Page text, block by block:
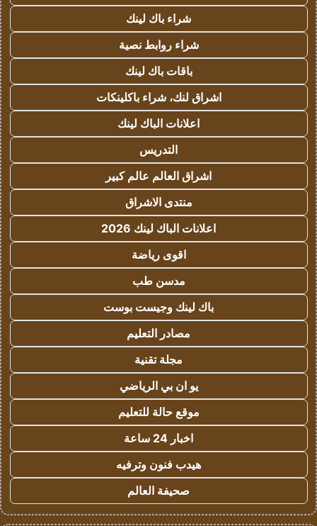
شراء باك لينك
شراء روابط نصية
باقات باك لينك
اشراق لنك، شراء باكلينكات
اعلانات الباك لينك
التدريس
اشراق العالم عالم كبير
منتدى الاشراق
اعلانات الباك لينك 2026
اقوى رياضة
مدسن طب
باك لينك وجيست بوست
مصادر التعليم
مجلة تقنية
يو ان بي الرياضي
موقع حالة للتعليم
اخبار 24 ساعة
هيدب فنون وترفيه
صحيفة العالم